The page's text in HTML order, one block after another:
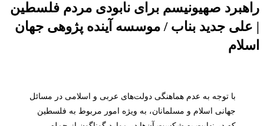
راهبرد صهیونیسم برای نابودی مردم فلسطین
| علی جدید بناب / موسسه آینده پژوهی جهان
اسلام
با توجه به عدم هماهنگی دولت‌های عربی و اسلامی در مسائل
جهانی اسلام و مسلمانان، به ویژه امور مربوط به فلسطین